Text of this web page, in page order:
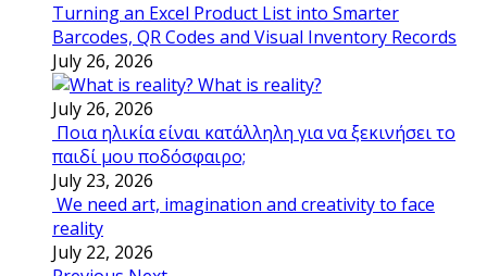
Turning an Excel Product List into Smarter
Barcodes, QR Codes and Visual Inventory Records
July 26, 2026
What is reality?
July 26, 2026
Ποια ηλικία είναι κατάλληλη για να ξεκινήσει το
παιδί μου ποδόσφαιρο;
July 23, 2026
We need art, imagination and creativity to face
reality
July 22, 2026